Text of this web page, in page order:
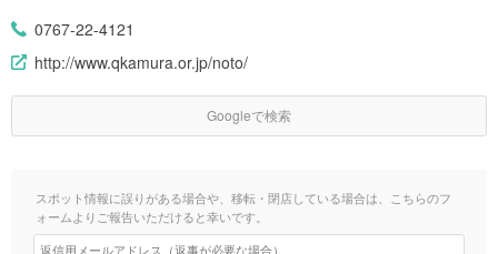
0767-22-4121
http://www.qkamura.or.jp/noto/
Googleで検索
スポット情報に誤りがある場合や、移転・閉店している場合は、こちらのフ
ォームよりご報告いただけると幸いです。